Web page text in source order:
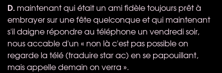
D. maintenant qui était un ami fidèle toujours prêt à
embrayer sur une fête quelconque et qui maintenant
s'il daigne répondre au téléphone un vendredi soir,
nous accable d'un « non là c'est pas possible on
regarde la télé (traduire star ac) en se papouillant,
mais appelle demain on verra ».